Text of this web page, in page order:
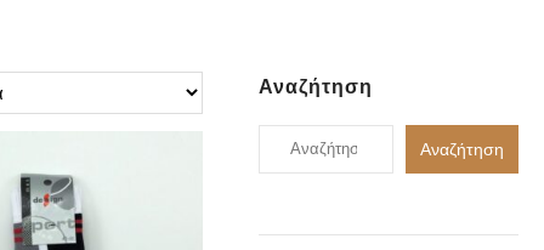
Αναζήτηση
Αναζήτηση
για:
Αναζήτηση